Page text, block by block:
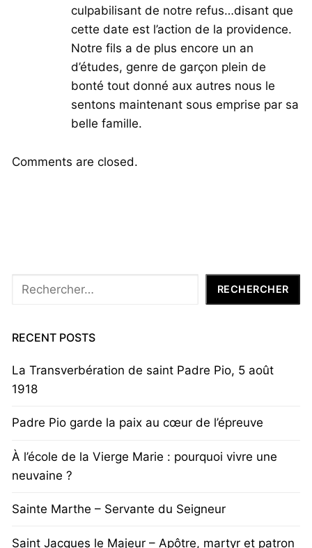
culpabilisant de notre refus…disant que
cette date est l’action de la providence.
Notre fils a de plus encore un an
d’études, genre de garçon plein de
bonté tout donné aux autres nous le
sentons maintenant sous emprise par sa
belle famille.
Comments are closed.
Rechercher RECHERCHER
RECENT POSTS
La Transverbération de saint Padre Pio, 5 août
1918
Padre Pio garde la paix au cœur de l’épreuve
À l’école de la Vierge Marie : pourquoi vivre une
neuvaine ?
Sainte Marthe – Servante du Seigneur
Saint Jacques le Majeur – Apôtre, martyr et patron